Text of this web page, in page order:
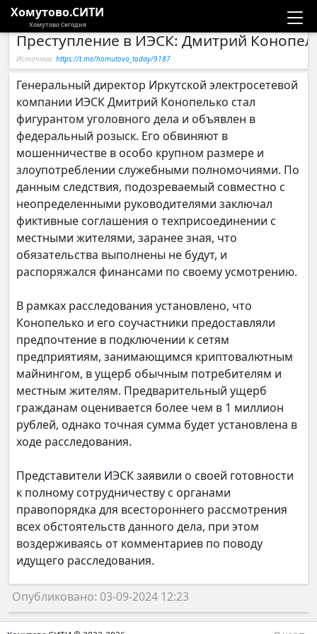
Хомутово.СИТИ
Хомутово Сегодня
Новости
Расписание автобусов
Галерея
Компании
Преступление в ИЭСК: Дмитрий
Источник: https://t.me/homutovo_today/9187
Генеральный директор Иркутской электросетевой
компании ИЭСК Дмитрий Конопелько стал
фигурантом уголовного дела и объявлен в
федеральный розыск. Его обвиняют в
мошенничестве в особо крупном размере и
злоупотреблении служебными полномочиями. По
данным следствия, подозреваемый совместно с
неопределенными руководителями заключал
фиктивные соглашения о техприсоединении с
местными жителями, заранее зная, что
обязательства выполнены не будут, и
распоряжался финансами по своему усмотрению.
В рамках расследования установлено, что
Конопелько и его соучастники предоставляли
предпочтение в подключении к сетям
предприятиям, занимающимся криптовалютным
майнингом, в ущерб обычным потребителям и
местным жителям. Предварительный ущерб
гражданам оценивается более чем в 1 миллион
рублей, однако точная сумма будет установлена в
ходе расследования.
Представители ИЭСК заявили о своей готовности
к полному сотрудничеству с органами
правопорядка для всестороннего рассмотрения
всех обстоятельств данного дела, при этом
воздерживаясь от комментариев по поводу
идущего расследования.
Опубликовано: 03-09-2024 12:23